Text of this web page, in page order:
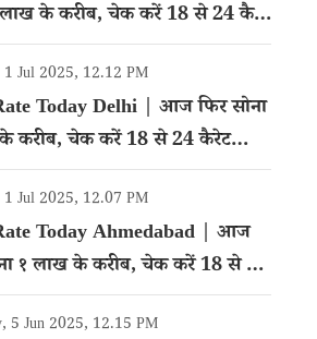
लाख के करीब, चेक करें 18 से 24 कैरेट
रेट
1 Jul 2025, 12.12 PM
Today Delhi | आज फिर सोना
करीब, चेक करें 18 से 24 कैरेट
रेट
1 Jul 2025, 12.07 PM
Today Ahmedabad | आज
१ लाख के करीब, चेक करें 18 से 24
का रेट
5 Jun 2025, 12.15 PM